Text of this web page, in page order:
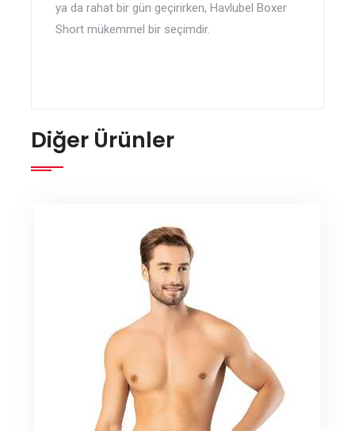
ya da rahat bir gün geçirirken, Havlubel Boxer
Short mükemmel bir seçimdir.
Diğer Ürünler